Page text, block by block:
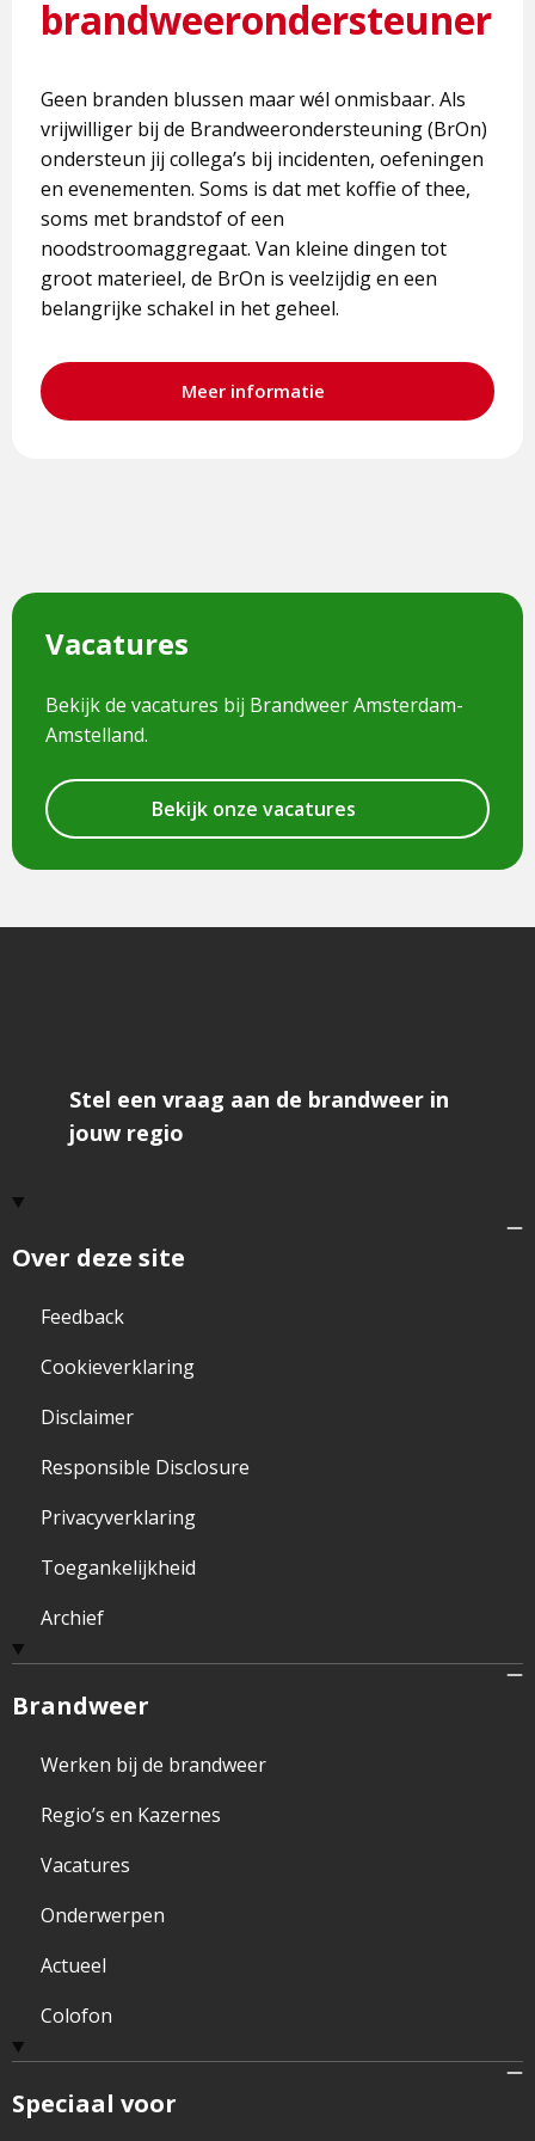
brandweerondersteuner
Geen branden blussen maar wél onmisbaar. Als
vrijwilliger bij de Brandweerondersteuning (BrOn)
ondersteun jij collega’s bij incidenten, oefeningen
en evenementen. Soms is dat met koffie of thee,
soms met brandstof of een
noodstroomaggregaat. Van kleine dingen tot
groot materieel, de BrOn is veelzijdig en een
belangrijke schakel in het geheel.
Meer informatie
Vacatures
Bekijk de vacatures bij Brandweer Amsterdam-
Amstelland.
Bekijk onze vacatures
Over deze site
Feedback
Cookieverklaring
Disclaimer
Responsible Disclosure
Privacyverklaring
Toegankelijkheid
Archief
Brandweer
Werken bij de brandweer
Regio’s en Kazernes
Vacatures
Onderwerpen
Actueel
Colofon
Speciaal voor
Stel een vraag aan de brandweer in
jouw regio